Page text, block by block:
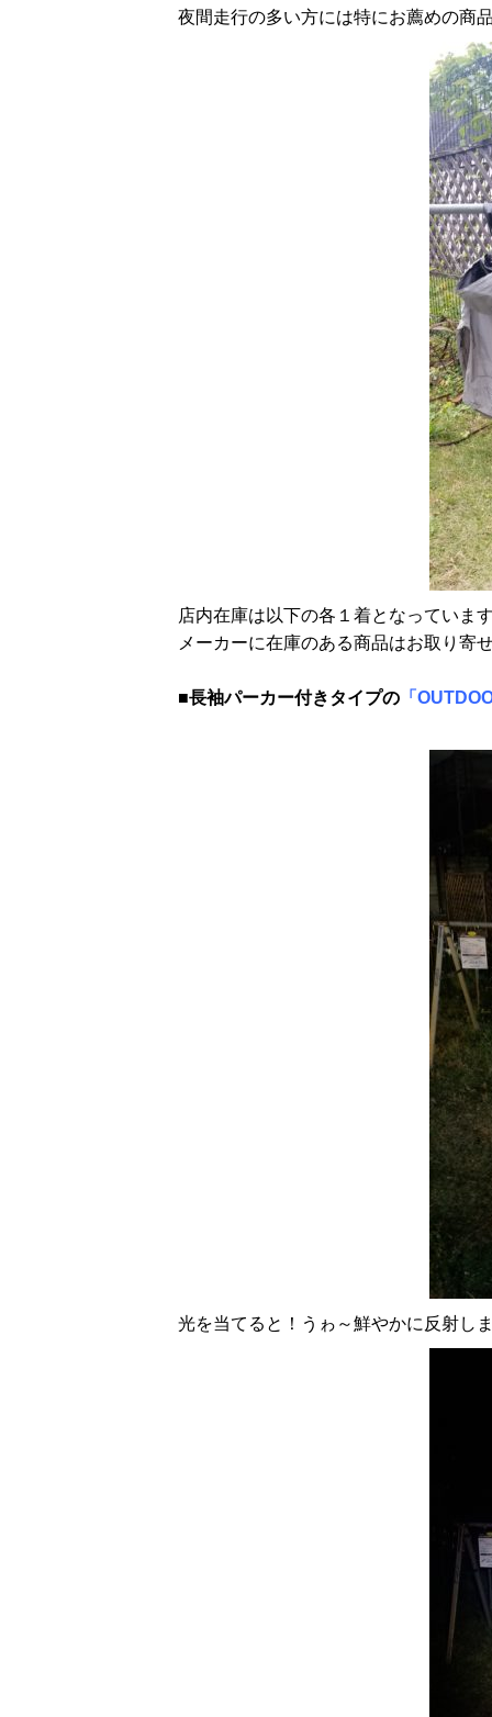
夜間走行の多い方には特にお薦めの商
店内在庫は以下の各１着となっていま
メーカーに在庫のある商品はお取り寄
■長袖パーカー付きタイプの 「
光を当てると！うゎ～鮮やかに反射し